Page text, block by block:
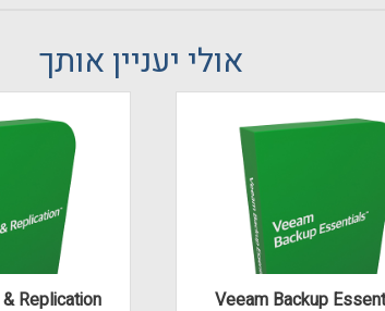
אולי יעניין אותך
Replication Veeam Backup